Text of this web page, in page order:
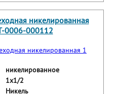
никелированная
0006-000112
никелированное
1x1/2
Никель